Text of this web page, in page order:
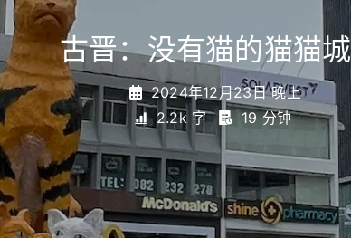
古晋：没有猫的猫猫城
2024年12月23日 晚上
2.2k 字
19 分钟